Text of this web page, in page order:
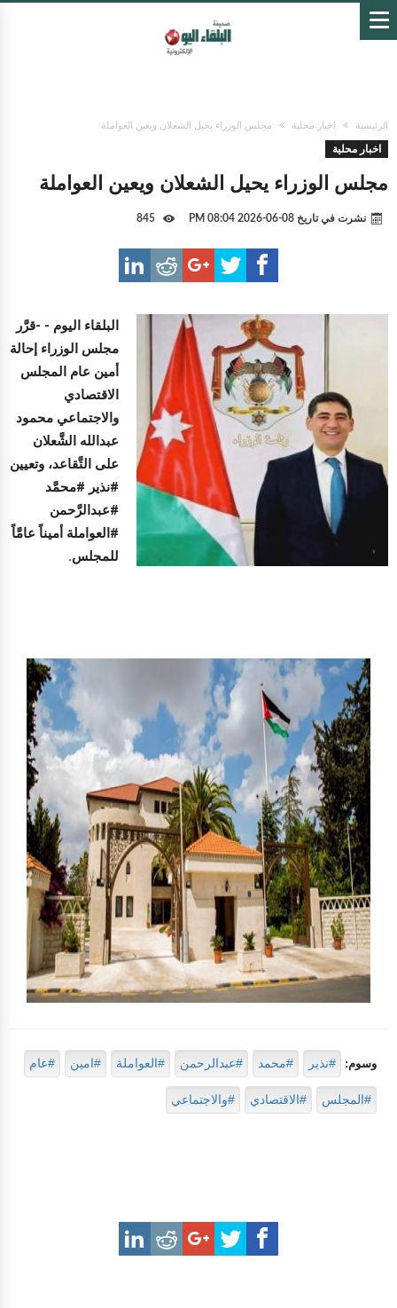
الرئيسية اخبار محلية مجلس الوزراء يحيل الشعلان ويعين العواملة
اخبار محلية
مجلس الوزراء يحيل الشعلان ويعين العواملة
نشرت في تاريخ 08-06-2026 08:04 PM
البلقاء اليوم - -قرَّر
مجلس الوزراء إحالة
أمين عام المجلس
الاقتصادي
والاجتماعي محمود
عبدالله الشَّعلان
على التَّقاعد، وتعيين
#نذير #محمَّد
#عبدالرَّحمن
#العواملة أميناً عامَّاً
للمجلس.
وسوم: #نذير #محمد #عبدالرحمن #العواملة #امين #عام
#المجلس #الاقتصادي #والاجتماعي